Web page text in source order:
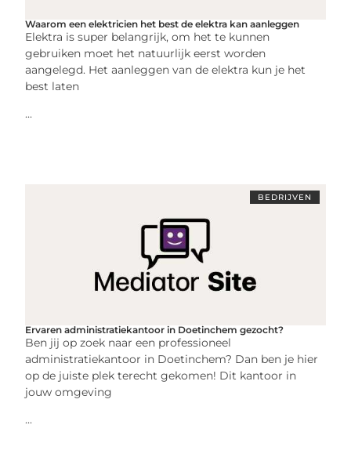
Waarom een elektricien het best de elektra kan aanleggen
Elektra is super belangrijk, om het te kunnen
gebruiken moet het natuurlijk eerst worden
aangelegd. Het aanleggen van de elektra kun je het
best laten
...
BEDRIJVEN
Ervaren administratiekantoor in Doetinchem gezocht?
Ben jij op zoek naar een professioneel
administratiekantoor in Doetinchem? Dan ben je hier
op de juiste plek terecht gekomen! Dit kantoor in
jouw omgeving
...